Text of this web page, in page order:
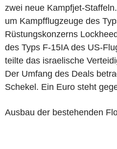
zwei neue Kampfjet-
um Kampfflugzeuge des
Rüstungskonzerns
des Typs F-15IA des US-
teilte das israelische
Der Umfang des Deals
Schekel. Ein Euro steht
Ausbau der bestehenden